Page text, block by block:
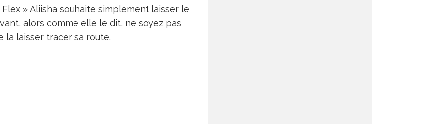
» Aliisha souhaite simplement laisser le
alors comme elle le dit, ne soyez pas
la laisser tracer sa route.